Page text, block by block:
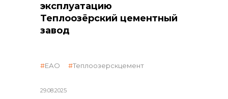
общая информация
объявленные закупки
эксплуатацию
Теплоозёрский цементный
завод
29.08.2025
ЕАО Теплоозерскцемент